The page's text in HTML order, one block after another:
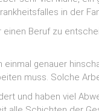
in der
Beruf zu
genauer
muss. Solche
und haben viel